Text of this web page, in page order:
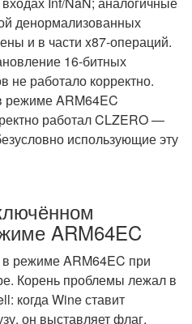
денормализованных
и в части x87-операций.
16-битных
не работало корректно.
режиме ARM64EC
работал CLZERO —
использующие эту
ARM64EC
режиме ARM64EC при
Корень проблемы лежал в
когда Wine ставит
он выставляет флаг,